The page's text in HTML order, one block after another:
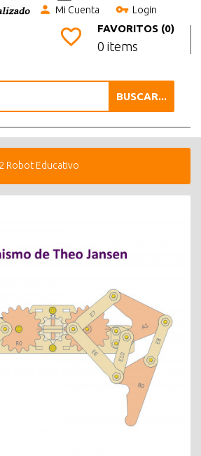
Mi Cuenta Login
FAVORITOS (0)
0 items
BUSCAR...
Robot Educativo